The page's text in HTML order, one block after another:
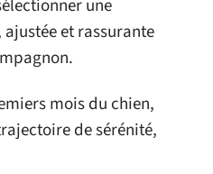
une
et rassurante
mois du chien,
de sérénité,